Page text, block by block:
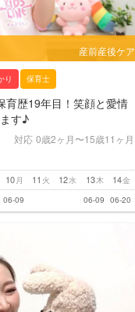
産前産後ケア
り 保育士
育歴19年目！笑顔と愛情
す♪
対応 0歳2ヶ月〜15歳11ヶ月
月
10 火
11 水
12 木
13 金
14
06-09 06-09 06-20